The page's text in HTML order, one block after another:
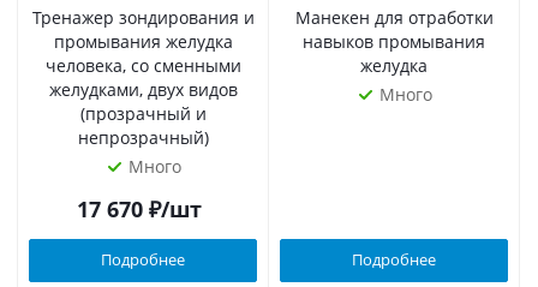
Тренажер зондирования и
промывания желудка
человека, со сменными
желудками, двух видов
(прозрачный и
непрозрачный)
Много
17 670₽/шт
Подробнее
Манекен для отработки
навыков промывания
желудка
Много
Подробнее